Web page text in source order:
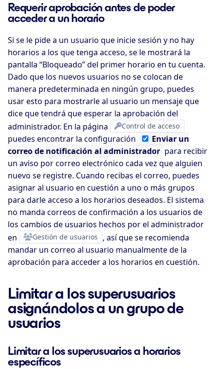
Requerir aprobación antes de poder
acceder a un horario
Si se le pide a un usuario que inicie sesión y no hay
horarios a los que tenga acceso, se le mostrará la
pantalla “Bloqueado” del primer horario en tu cuenta.
Dado que los nuevos usuarios no se colocan de
manera predeterminada en ningún grupo, puedes
usar esto para mostrarle al usuario un mensaje que
dice que tendrá que esperar la aprobación del
administrador. En la página
Control de acceso
puedes encontrar la configuración Enviarun
correo de notificación al administrador para recibir
un aviso por correo electrónico cada vez que alguien
nuevo se registre. Cuando recibas el correo, puedes
asignar al usuario en cuestión a uno o más grupos
para darle acceso a los horarios deseados. El sistema
no manda correos de confirmación a los usuarios de
los cambios de usuarios hechos por el administrador
en
Gestión de usuarios
, así que se recomienda
mandar un correo al usuario manualmente de la
aprobación para acceder a los horarios en cuestión.
Limitar a los superusuarios
asignándolos a un grupo de
usuarios
Limitar a los superusuarios a horarios
específicos